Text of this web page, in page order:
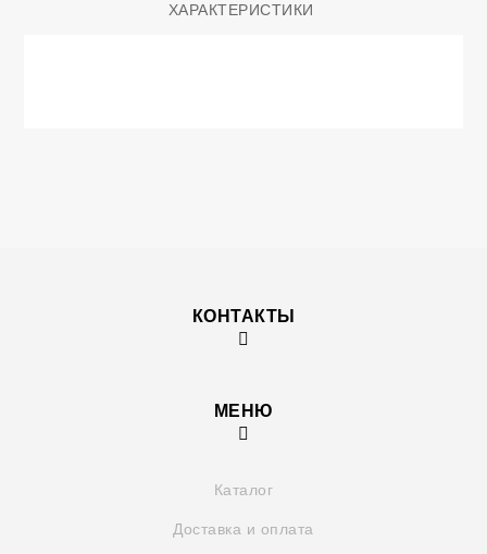
ХАРАКТЕРИСТИКИ
КОНТАКТЫ
МЕНЮ
Каталог
Доставка и оплата